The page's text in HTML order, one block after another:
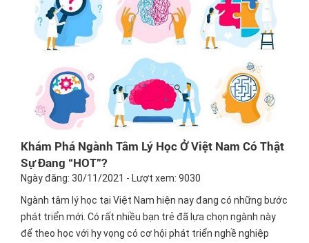
Khám Phá Ngành Tâm Lý Học Ở Việt Nam Có Thật
Sự Đang “HOT”?
Ngày đăng: 30/11/2021 - Lượt xem: 9030
Ngành tâm lý học tại Việt Nam hiện nay đang có những bước
phát triển mới. Có rất nhiều bạn trẻ đã lựa chọn ngành này
để theo học với hy vọng có cơ hội phát triển nghề nghiệp